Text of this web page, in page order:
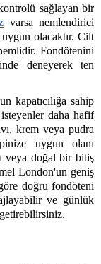
sağlayan bir
varsa nemlendirici
olacaktır. Cilt
Fondötenini
deneyerek ten
kapatıcılığa sahip
daha hafif
krem veya pudra
uygun olanı
veya doğal bir bitiş
London'un geniş
doğru fondöteni
ve günlük